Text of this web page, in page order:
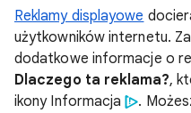
Reklamy displayowe
użytkowników internetu.
dodatkowe informacje o
Dlaczego ta reklama?,
ikony Informacja
.